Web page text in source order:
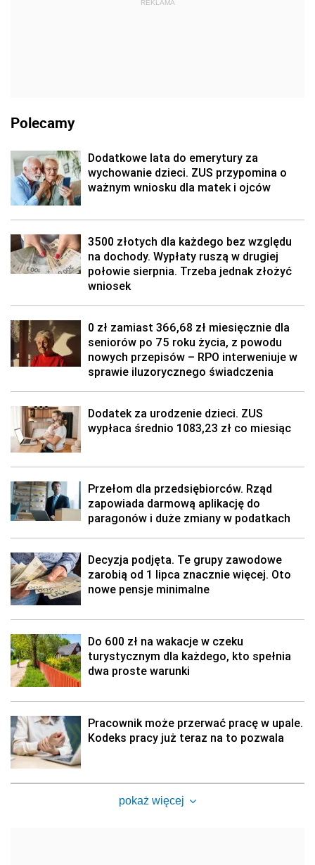
REKLAMA
Polecamy
Dodatkowe lata do emerytury za
wychowanie dzieci. ZUS przypomina o
ważnym wniosku dla matek i ojców
3500 złotych dla każdego bez względu
na dochody. Wypłaty ruszą w drugiej
połowie sierpnia. Trzeba jednak złożyć
wniosek
0 zł zamiast 366,68 zł miesięcznie dla
seniorów po 75 roku życia, z powodu
nowych przepisów – RPO interweniuje w
sprawie iluzorycznego świadczenia
Dodatek za urodzenie dzieci. ZUS
wypłaca średnio 1083,23 zł co miesiąc
Przełom dla przedsiębiorców. Rząd
zapowiada darmową aplikację do
paragonów i duże zmiany w podatkach
Decyzja podjęta. Te grupy zawodowe
zarobią od 1 lipca znacznie więcej. Oto
nowe pensje minimalne
Do 600 zł na wakacje w czeku
turystycznym dla każdego, kto spełnia
dwa proste warunki
Pracownik może przerwać pracę w upale.
Kodeks pracy już teraz na to pozwala
pokaż więcej